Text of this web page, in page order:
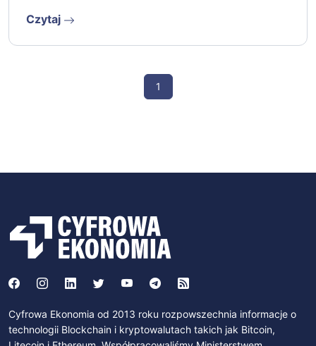
Czytaj
1
Cyfrowa Ekonomia od 2013 roku rozpowszechnia informacje o
technologii Blockchain i kryptowalutach takich jak Bitcoin,